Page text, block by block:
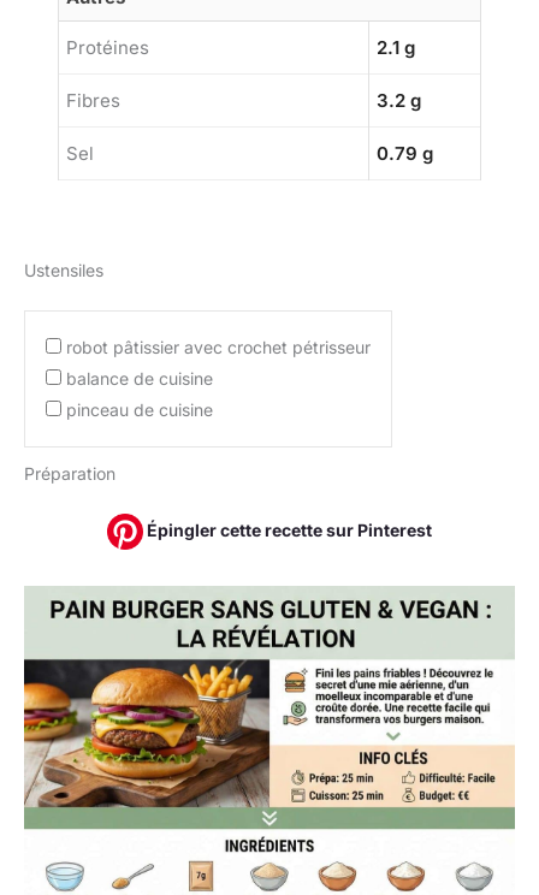
Protéines 2.1 g
Fibres 3.2 g
Sel 0.79 g
Ustensiles
robot pâtissier avec crochet pétrisseur
balance de cuisine
pinceau de cuisine
Préparation
Épingler cette recette sur Pinterest